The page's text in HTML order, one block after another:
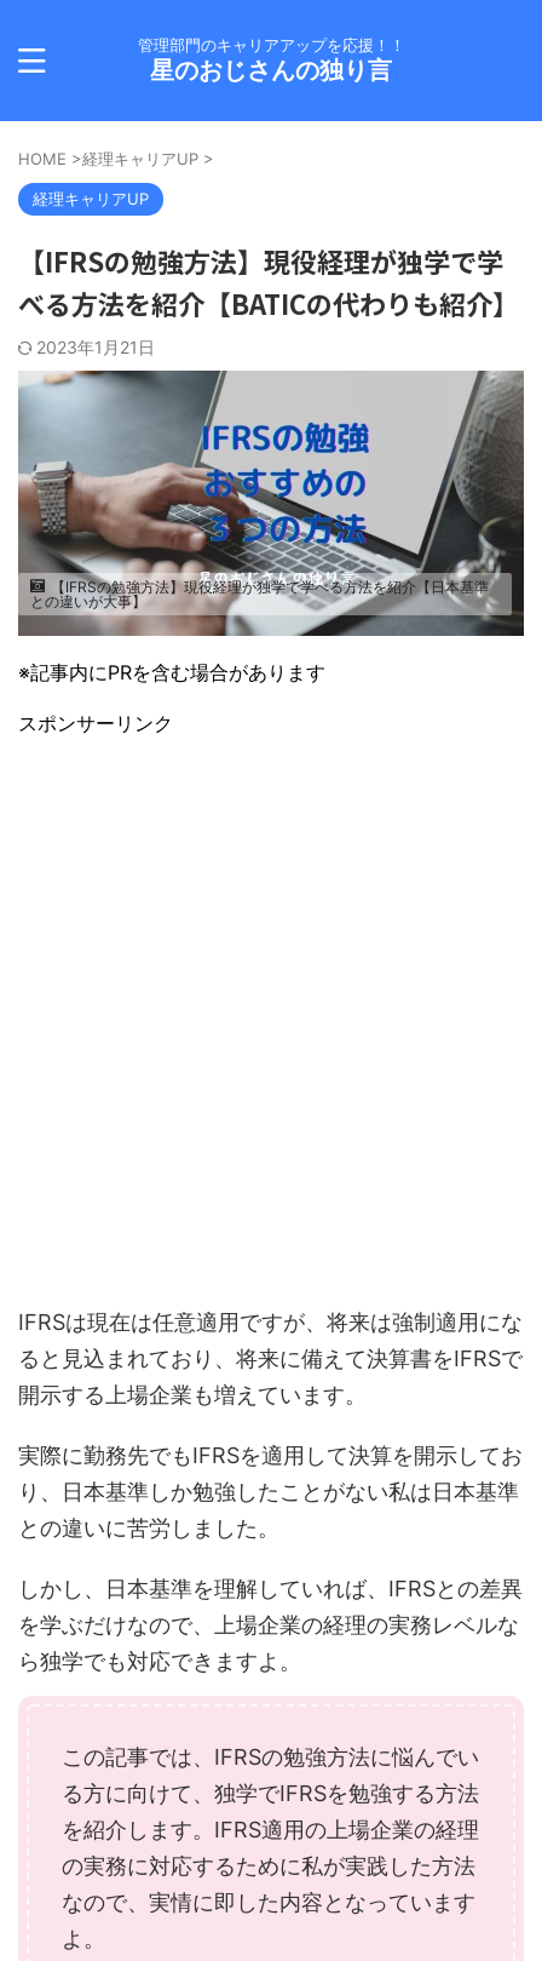
管理部門のキャリアアップを応援！！
星のおじさんの独り言
HOME >経理キャリアUP >
経理キャリアUP
【IFRSの勉強方法】現役経理が独学で学
べる方法を紹介【BATICの代わりも紹介】
2023年1月21日
【IFRSの勉強方法】現役経理が独学で学べる方法を紹介【日本基準
との違いが大事】
※記事内にPRを含む場合があります
スポンサーリンク
IFRSは現在は任意適用ですが、将来は強制適用にな
ると見込まれており、将来に備えて決算書をIFRSで
開示する上場企業も増えています。
実際に勤務先でもIFRSを適用して決算を開示してお
り、日本基準しか勉強したことがない私は日本基準
との違いに苦労しました。
しかし、日本基準を理解していれば、IFRSとの差異
を学ぶだけなので、上場企業の経理の実務レベルな
ら独学でも対応できますよ。
この記事では、IFRSの勉強方法に悩んでい
る方に向けて、独学でIFRSを勉強する方法
を紹介します。IFRS適用の上場企業の経理
の実務に対応するために私が実践した方法
なので、実情に即した内容となっています
よ。